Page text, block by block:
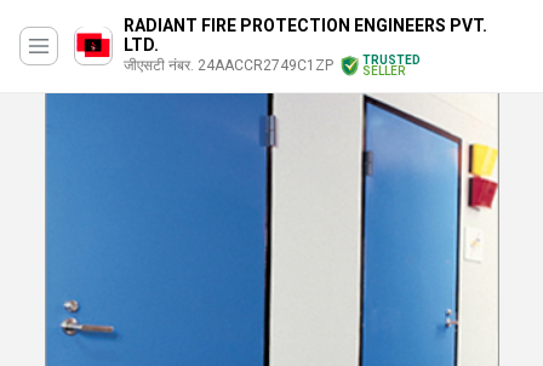
RADIANT FIRE PROTECTION ENGINEERS PVT.
LTD.
जीएसटी नंबर. 24AACCR2749C1ZP
TRUSTED
SELLER